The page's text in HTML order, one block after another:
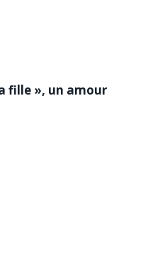
fille », un amour